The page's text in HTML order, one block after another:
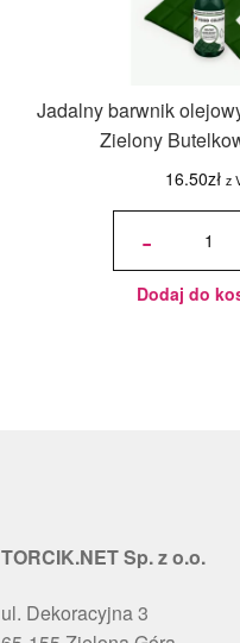
Jadalny barwnik
Zielony
16.50zł z
-
ilość
olejowy
Food
Butelkowy
Dodaj do
TORCIK.NET Sp. z o.o.
ul. Dekoracyjna 3